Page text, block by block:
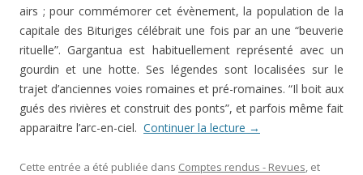
airs ; pour commémorer cet évènement, la population de la
capitale des Bituriges célébrait une fois par an une “beuverie
rituelle”. Gargantua est habituellement représenté avec un
gourdin et une hotte. Ses légendes sont localisées sur le
trajet d’anciennes voies romaines et pré-romaines. “Il boit aux
gués des rivières et construit des ponts”, et parfois même fait
apparaitre l’arc-en-ciel. Continuer la lecture →
Cette entrée a été publiée dans Comptes rendus - Revues, et